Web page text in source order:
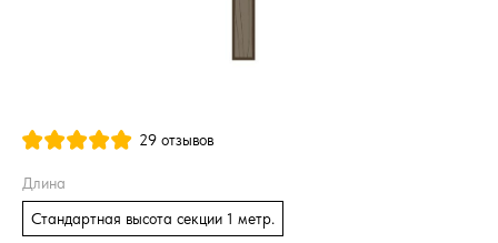
29 отзывов
Длина
Стандартная высота секции 1 метр.